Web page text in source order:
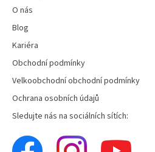
O nás
Blog
Kariéra
Obchodní podmínky
Velkoobchodní obchodní podmínky
Ochrana osobních údajů
Sledujte nás na sociálních sítích: